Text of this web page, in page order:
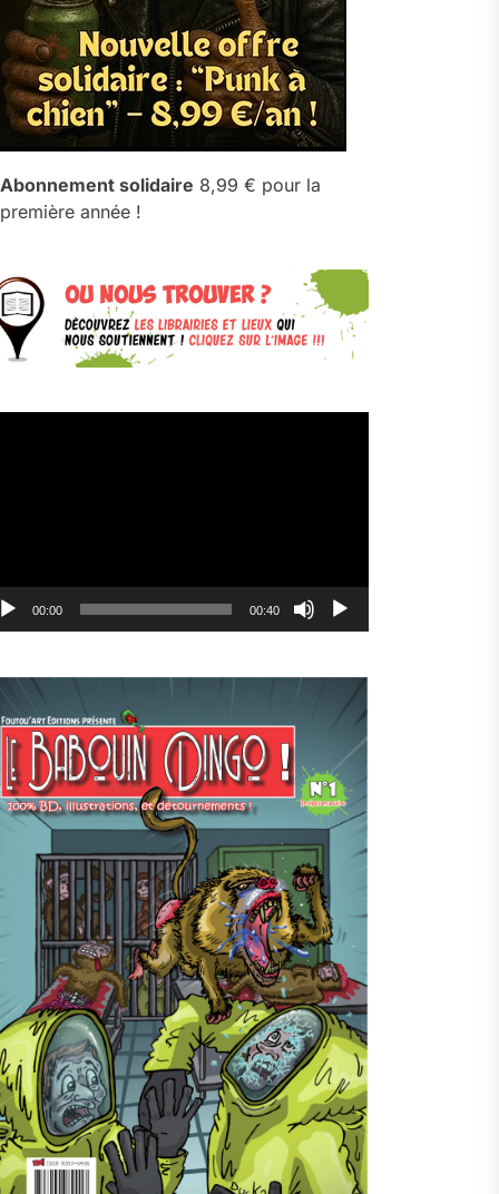
Abonnement solidaire 8,99 € pour la
première année !
00:00 00:40